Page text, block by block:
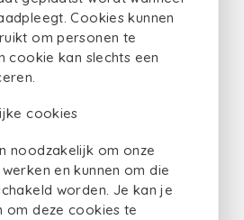
Cookies kunnen
om personen te
cookie kan slechts een
cookies
noodzakelijk om onze
en kunnen om die
worden. Je kan je
om deze cookies te